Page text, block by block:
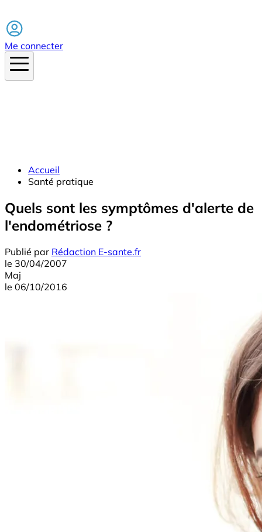
Me connecter
Accueil
Santé pratique
Quels sont les symptômes d'alerte de
l'endométriose ?
Publié par Rédaction E-sante.fr
le 30/04/2007
Maj
le 06/10/2016